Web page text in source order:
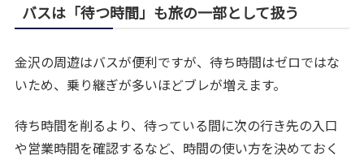
バスは「待つ時間」も旅の一部として扱う
金沢の周遊はバスが便利ですが、待ち時間はゼロではな
いため、乗り継ぎが多いほどブレが増えます。
待ち時間を削るより、待っている間に次の行き先の入口
や営業時間を確認するなど、時間の使い方を決めておく